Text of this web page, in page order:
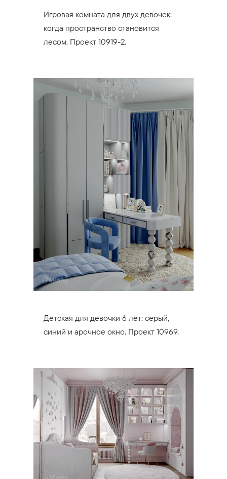
Игровая комната для двух девочек:
когда пространство становится
лесом. Проект 10919-2.
Детская для девочки 6 лет: серый,
синий и арочное окно. Проект 10969.